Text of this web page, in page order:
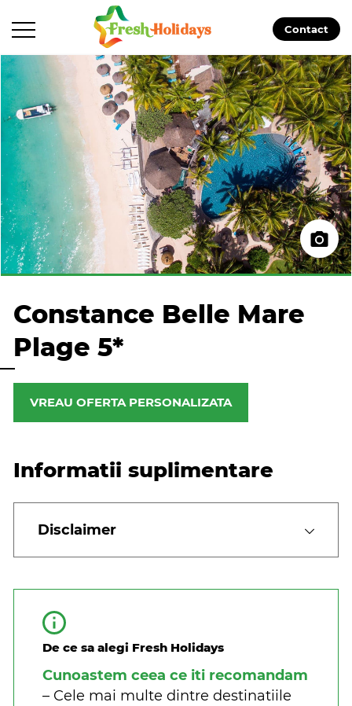
Contact
Constance Belle Mare
Plage 5*
VREAU OFERTA PERSONALIZATA
Informatii suplimentare
Disclaimer
De ce sa alegi Fresh Holidays
Cunoastem ceea ce iti recomandam
– Cele mai multe dintre destinatiile